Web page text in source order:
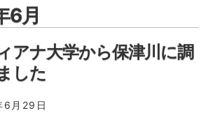
6月
アナ大学から保津川に調
した
月29日